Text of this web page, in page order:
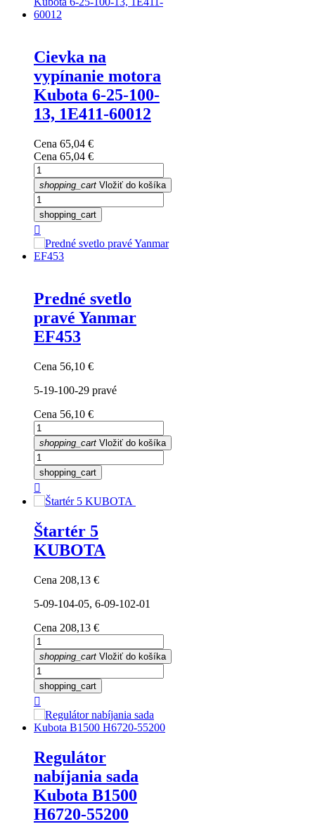
Cievka na
vypínanie motora
Kubota 6-25-100-
13, 1E411-60012
Cena 65,04 €
Cena 65,04 €
shopping_cart Vložiť do košíka
shopping_cart

Predné svetlo
pravé Yanmar
EF453
Cena 56,10 €
5-19-100-29 pravé
Cena 56,10 €
shopping_cart Vložiť do košíka
shopping_cart

Štartér 5
KUBOTA
Cena 208,13 €
5-09-104-05, 6-09-102-01
Cena 208,13 €
shopping_cart Vložiť do košíka
shopping_cart

Regulátor
nabíjania sada
Kubota B1500
H6720-55200